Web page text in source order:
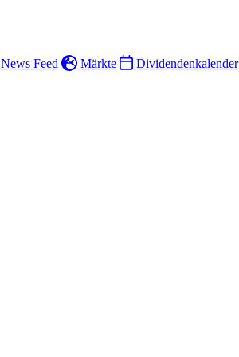
News Feed Märkte Dividendenkalender